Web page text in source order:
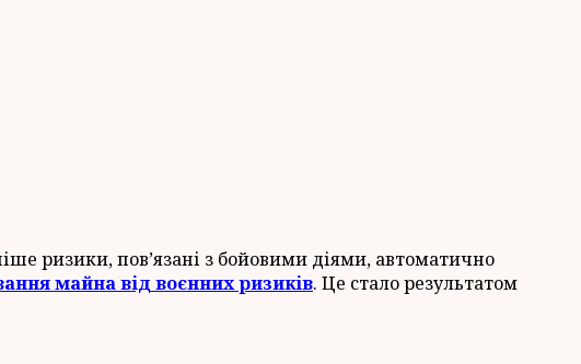
ризики, пов’язані з бойовими діями, автоматично
майна від воєнних ризиків. Це стало результатом